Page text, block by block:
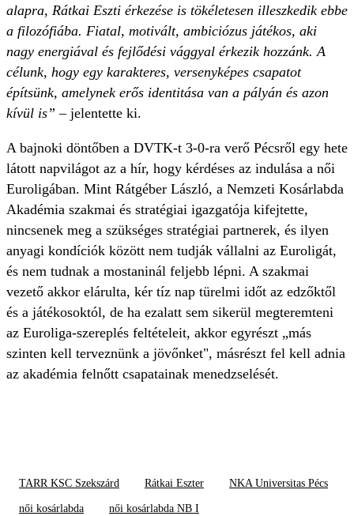
alapra, Rátkai Eszti érkezése is tökéletesen illeszkedik ebbe
a filozófiába. Fiatal, motivált, ambiciózus játékos, aki
nagy energiával és fejlődési vággyal érkezik hozzánk. A
célunk, hogy egy karakteres, versenyképes csapatot
építsünk, amelynek erős identitása van a pályán és azon
kívül is”– jelentette ki.
A bajnoki döntőben a DVTK-t 3-0-ra verő Pécsről egy hete
látott napvilágot az a hír, hogy kérdéses az indulása a női
Euroligában. Mint Rátgéber László, a Nemzeti Kosárlabda
Akadémia szakmai és stratégiai igazgatója kifejtette,
nincsenek meg a szükséges stratégiai partnerek, és ilyen
anyagi kondíciók között nem tudják vállalni az Euroligát,
és nem tudnak a mostaninál feljebb lépni. A szakmai
vezető akkor elárulta, kér tíz nap türelmi időt az edzőktől
és a játékosoktól, de ha ezalatt sem sikerül megteremteni
az Euroliga-szereplés feltételeit, akkor egyrészt „más
szinten kell terveznünk a jövőnket", másrészt fel kell adnia
az akadémia felnőtt csapatainak menedzselését.
TARR KSC Szekszárd Rátkai Eszter NKA Universitas Pécs
női kosárlabda női kosárlabda NB I